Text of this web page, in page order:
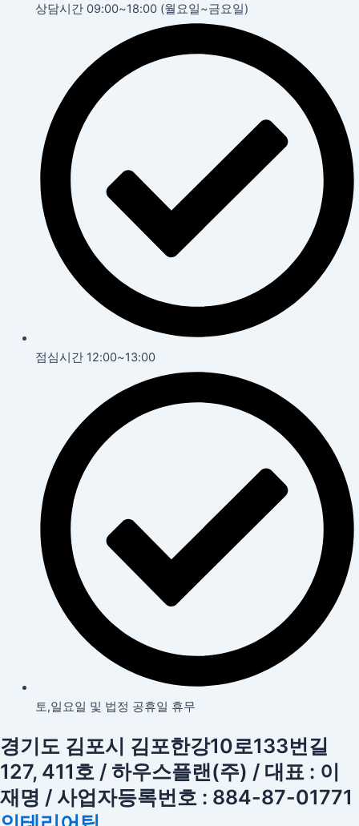
상담시간 09:00~18:00 (월요일~금요일)
점심시간 12:00~13:00
토,일요일 및 법정 공휴일 휴무
경기도 김포시 김포한강10로133번길
127, 411호 / 하우스플랜(주) / 대표 : 이
재명 / 사업자등록번호 : 884-87-01771